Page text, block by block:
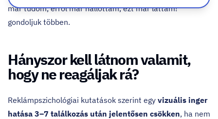
már tudom, erről már hallottam, ezt már láttam!”
gondoljuk többen.
Hányszor kell látnom valamit,
hogy ne reagáljak rá?
Reklámpszichológiai kutatások szerint egy vizuális inger
hatása 3–7 találkozás után jelentősen csökken, ha nem